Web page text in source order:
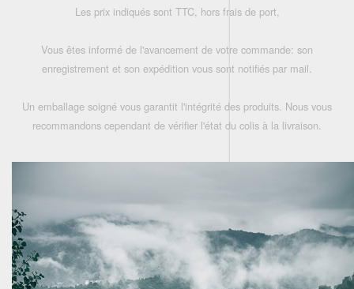
Les prix indiqués sont TTC, hors frais de port,
Vous êtes informé de l'avancement de votre commande: son
enregistrement et son expédition vous sont notifiés par mail.
Un emballage soigné vous garantit l'intégrité des produits. Nous vous
recommandons cependant de vérifier l'état du colis à la livraison.